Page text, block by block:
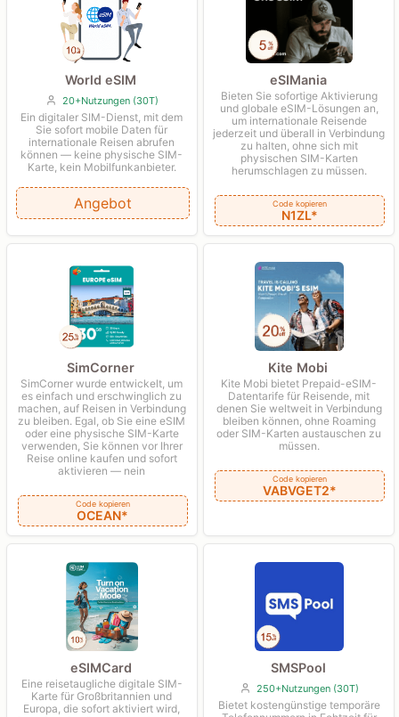
World eSIM
20+Nutzungen (30T)
Ein digitaler SIM-Dienst, mit dem
Sie sofort mobile Daten für
internationale Reisen abrufen
können — keine physische SIM-
Karte, kein Mobilfunkanbieter.
Angebot
eSIMania
Bieten Sie sofortige Aktivierung
und globale eSIM-Lösungen an,
um internationale Reisende
jederzeit und überall in Verbindung
zu halten, ohne sich mit
physischen SIM-Karten
herumschlagen zu müssen.
Code kopieren
N1ZL*
SimCorner
SimCorner wurde entwickelt, um
es einfach und erschwinglich zu
machen, auf Reisen in Verbindung
zu bleiben. Egal, ob Sie eine eSIM
oder eine physische SIM-Karte
verwenden, Sie können vor Ihrer
Reise online kaufen und sofort
aktivieren — nein
Code kopieren
OCEAN*
Kite Mobi
Kite Mobi bietet Prepaid-eSIM-
Datentarife für Reisende, mit
denen Sie weltweit in Verbindung
bleiben können, ohne Roaming
oder SIM-Karten austauschen zu
müssen.
Code kopieren
VABVGET2*
eSIMCard
Eine reisetaugliche digitale SIM-
Karte für Großbritannien und
Europa, die sofort aktiviert wird,
SMSPool
250+Nutzungen (30T)
Bietet kostengünstige temporäre